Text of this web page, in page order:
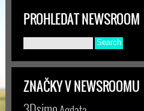
PROHLEDAT NEWSROOM
ZNAČKY V NEWSROOMU